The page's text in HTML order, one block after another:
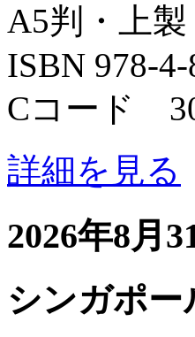
A5判・上製
ISBN 978-
Cコード
詳細を見る
2026年8月
シンガポー